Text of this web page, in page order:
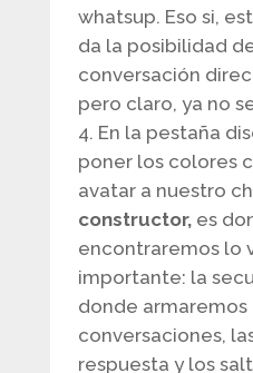
whatsup. Eso si,
da la posibilidad
conversación
pero claro, ya no
En la pestaña
poner los colores
avatar a nuestro
constructor,es
encontraremos lo
importante: la
donde armaremos
conversaciones,
respuesta y los